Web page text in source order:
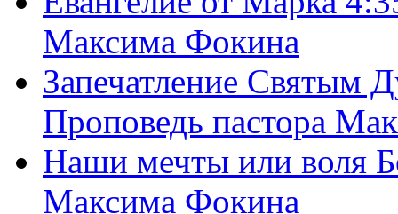
Максима Фокина
Запечатление Святым
Проповедь пастора
Наши мечты или воля
Максима Фокина